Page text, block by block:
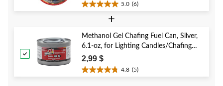
5.0 (6)
5.0
5.
6
évaluations
+
Methanol Gel Chafing Fuel Can, Silver,
6.1-oz, for Lighting Candles/Chafing
Dishes
2,99 $
4.8 (5)
4.8